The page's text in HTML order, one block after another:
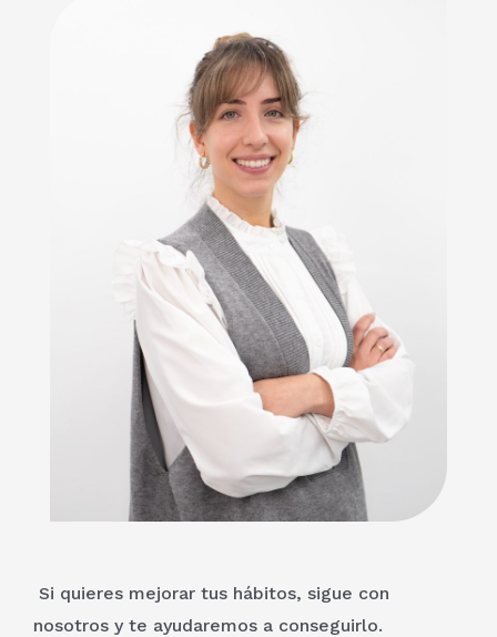
Si quieres mejorar tus hábitos, sigue con
nosotros y te ayudaremos a conseguirlo.